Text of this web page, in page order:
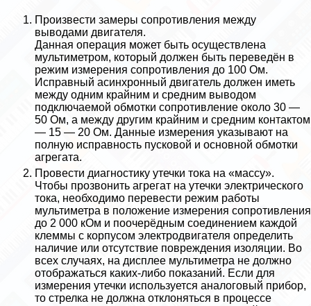
Произвести замеры сопротивления между
выводами двигателя.
Данная операция может быть осуществлена
мультиметром, который должен быть переведён в
режим измерения сопротивления до 100 Ом.
Исправный асинхронный двигатель должен иметь
между одним крайним и средним выводом
подключаемой обмотки сопротивление около 30 —
50 Ом, а между другим крайним и средним контактом
— 15 — 20 Ом. Данные измерения указывают на
полную исправность пусковой и основной обмотки
агрегата.
Провести диагностику утечки тока на «массу».
Чтобы прозвонить агрегат на утечки электрического
тока, необходимо перевести режим работы
мультиметра в положение измерения сопротивления
до 2 000 кОм и поочерёдным соединением каждой
клеммы с корпусом электродвигателя определить
наличие или отсутствие повреждения изоляции. Во
всех случаях, на дисплее мультиметра не должно
отображаться каких-либо показаний. Если для
измерения утечки используется аналоговый прибор,
то стрелка не должна отклоняться в процессе